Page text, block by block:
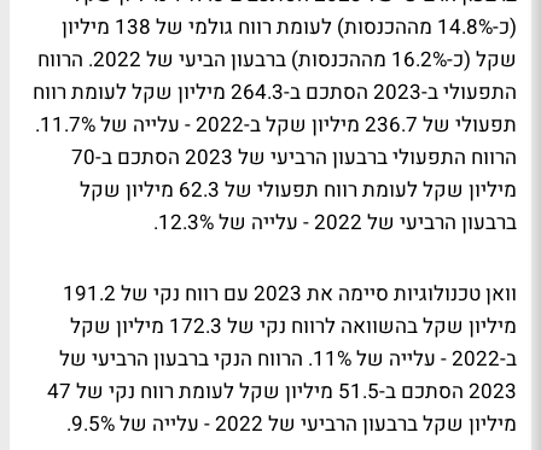
(כ-14.8% מההכנסות) לעומת רווח גולמי של 138 מיליון
שקל (כ-16.2% מההכנסות) ברבעון הביעי של 2022. הרווח
התפעולי ב-2023 הסתכם ב-264.3 מיליון שקל לעומת רווח
תפעולי של 236.7 מיליון שקל ב-2022 - עלייה של 11.7%.
הרווח התפעולי ברבעון הרביעי של 2023 הסתכם ב-70
מיליון שקל לעומת רווח תפעולי של 62.3 מיליון שקל
ברבעון הרביעי של 2022 - עלייה של 12.3%.
וואן טכנולוגיות סיימה את 2023 עם רווח נקי של 191.2
מיליון שקל בהשוואה לרווח נקי של 172.3 מיליון שקל
ב-2022 - עלייה של 11%. הרווח הנקי ברבעון הרביעי של
2023 הסתכם ב-51.5 מיליון שקל לעומת רווח נקי של 47
מיליון שקל ברבעון הרביעי של 2022 - עלייה של 9.5%.